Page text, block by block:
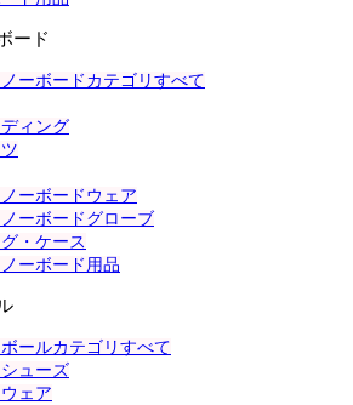
ード
ーボードカテゴリすべて
ィング
ーボードウェア
ーボードグローブ
・ケース
ーボード用品
ールカテゴリすべて
ューズ
ェア